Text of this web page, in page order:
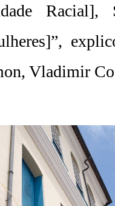
Racial],
Vladimir